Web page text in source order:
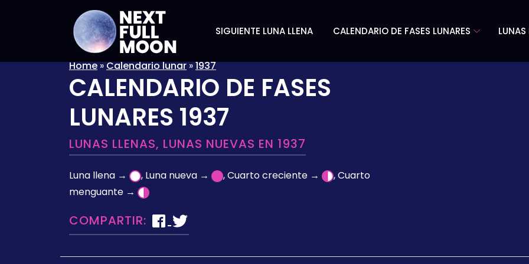
SIGUIENTE LUNA LLENA CALENDARIO DE FASES LUNARES LUNAS
Home»Calendario lunar»1937
CALENDARIO DE FASES
LUNARES 1937
LUNAS LLENAS, LUNAS NUEVAS EN 1937
Luna llena → , Luna nueva → , Cuarto creciente →
, Cuarto
menguante →
COMPARTIR: